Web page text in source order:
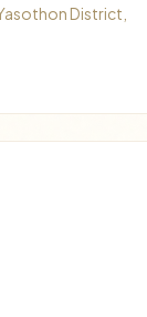
District,